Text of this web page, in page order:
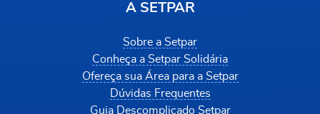
A SETPAR
Sobre a Setpar
Conheça a Setpar Solidária
Ofereça sua Área para a Setpar
Dúvidas Frequentes
Guia Descomplicado Setpar